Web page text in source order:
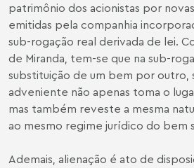
patrimônio dos acionistas por
emitidas pela companhia
sub-rogação real derivada de lei.
de Miranda, tem-se que na sub-
substituição de um bem por outro,
adveniente não apenas toma o
mas também reveste a mesma
ao mesmo regime jurídico do bem
Ademais, alienação é ato de